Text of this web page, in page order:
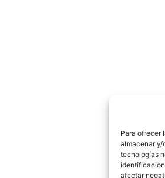
Para ofrecer
almacenar y/
tecnologías
afectar